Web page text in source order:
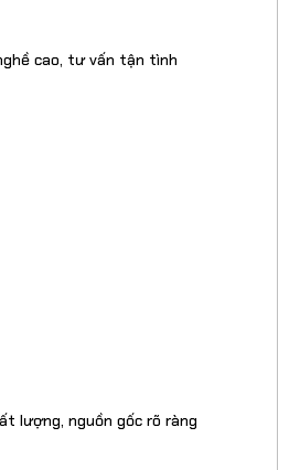
cao, tư vấn tận tình
lượng, nguồn gốc rõ ràng